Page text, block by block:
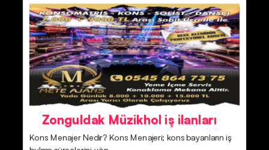
Zonguldak Müzikhol iş ilanları
Kons Menajer Nedir? Kons Menajeri; kons bayanların iş